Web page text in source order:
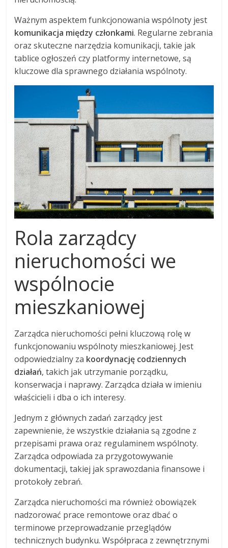
Ważnym aspektem funkcjonowania wspólnoty jest
komunikacja między członkami. Regularne zebrania
oraz skuteczne narzędzia komunikacji, takie jak
tablice ogłoszeń czy platformy internetowe, są
kluczowe dla sprawnego działania wspólnoty.
Rola zarządcy
nieruchomości we
wspólnocie
mieszkaniowej
Zarządca nieruchomości pełni kluczową rolę w
funkcjonowaniu wspólnoty mieszkaniowej. Jest
odpowiedzialny za koordynację codziennych
działań, takich jak utrzymanie porządku,
konserwacja i naprawy. Zarządca działa w imieniu
właścicieli i dba o ich interesy.
Jednym z głównych zadań zarządcy jest
zapewnienie, że wszystkie działania są zgodne z
przepisami prawa oraz regulaminem wspólnoty.
Zarządca odpowiada za przygotowywanie
dokumentacji, takiej jak sprawozdania finansowe i
protokoły zebrań.
Zarządca nieruchomości ma również obowiązek
nadzorować prace remontowe oraz dbać o
terminowe przeprowadzanie przeglądów
technicznych budynku. Współpraca z zewnętrznymi